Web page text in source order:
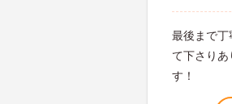
最後まで丁
て下さり
す！